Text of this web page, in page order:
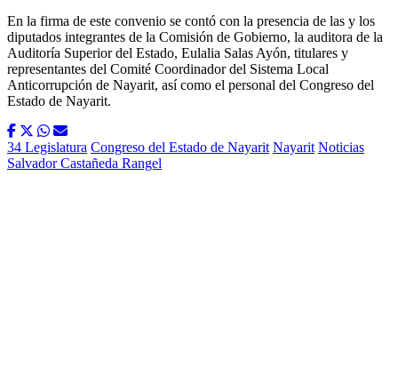
En la firma de este convenio se contó con la presencia de las y los
diputados integrantes de la Comisión de Gobierno, la auditora de la
Auditoría Superior del Estado, Eulalia Salas Ayón, titulares y
representantes del Comité Coordinador del Sistema Local
Anticorrupción de Nayarit, así como el personal del Congreso del
Estado de Nayarit.
34 Legislatura Congreso del Estado de Nayarit Nayarit Noticias
Salvador Castañeda Rangel